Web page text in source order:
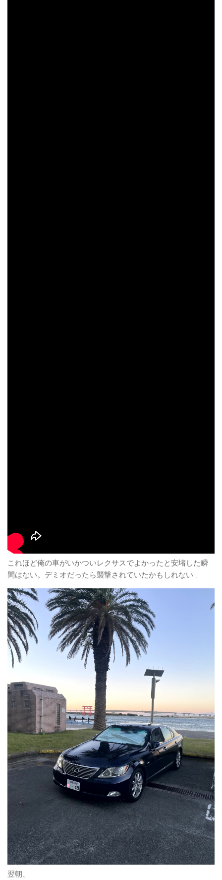
これほど俺の車がいかついレクサスでよかったと安堵した瞬
間はない。デミオだったら襲撃されていたかもしれない…
翌朝、